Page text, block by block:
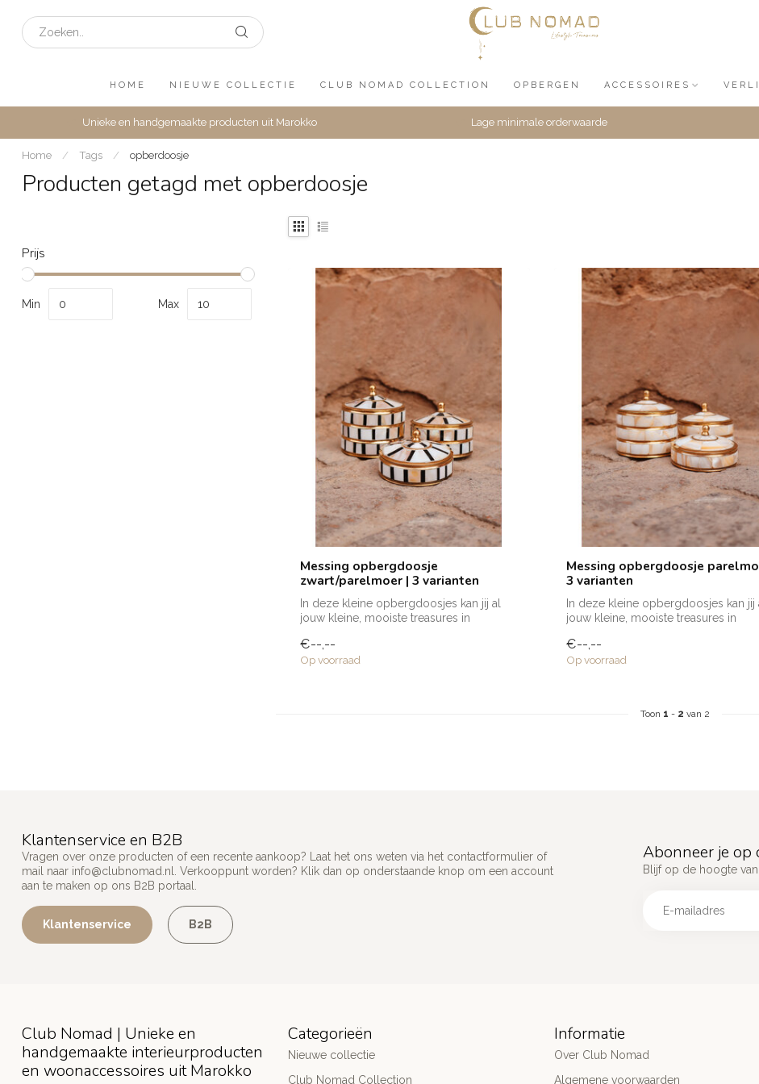
HOME NIEUWE COLLECTIE CLUB NOMAD COLLECTION OPBERGEN ACCESSOIRES
Unieke en handgemaakte producten uit Marokko Lage minimale orderwaarde
Home / Tags / opberdoosje
Producten getagd met opberdoosje
Prijs
Min Max
Messing opbergdoosje
zwart/parelmoer | 3 varianten
In deze kleine opbergdoosjes kan jij al
jouw kleine, mooiste treasures in
€--,--
Op voorraad
Messing opbergdoosje
3 varianten
In deze kleine opbergdoosjes kan jij
jouw kleine, mooiste treasures in
€--,--
Op voorraad
Toon 1 - 2 van 2
Klantenservice en B2B
Vragen over onze producten of een recente aankoop? Laat het ons weten via het contactformulier of
mail naar info@clubnomad.nl . Verkooppunt worden? Klik dan op onderstaande knop om een account
aan te maken op ons B2B portaal.
Klantenservice B2B
Abonneer je op
Blijf op de hoogte
Club Nomad | Unieke en
handgemaakte interieurproducten
en woonaccessoires uit Marokko
Categorieën
Nieuwe collectie
Club Nomad Collection
Informatie
Over Club Nomad
Algemene voorwaarden